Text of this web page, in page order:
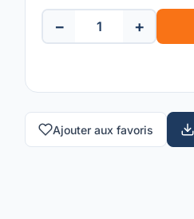
− +
Ajouter aux favoris